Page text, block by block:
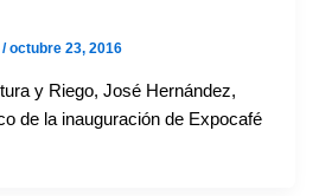
/octubre 23, 2016
y Riego, José Hernández,
de la inauguración de Expocafé